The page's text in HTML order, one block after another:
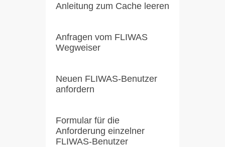
Anleitung zum Cache leeren
Anfragen vom FLIWAS
Wegweiser
Neuen FLIWAS-Benutzer
anfordern
Formular für die
Anforderung einzelner
FLIWAS-Benutzer